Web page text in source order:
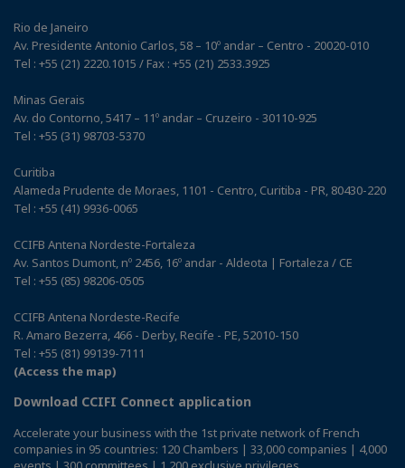
Rio de Janeiro
Av. Presidente Antonio Carlos, 58 – 10º andar – Centro - 20020-010
Tel : +55 (21) 2220.1015 / Fax : +55 (21) 2533.3925
Minas Gerais
Av. do Contorno, 5417 – 11º andar – Cruzeiro - 30110-925
Tel : +55 (31) 98703-5370
Curitiba
Alameda Prudente de Moraes, 1101 - Centro, Curitiba - PR, 80430-220
Tel : +55 (41) 9936-0065
CCIFB Antena Nordeste-Fortaleza
Av. Santos Dumont, nº 2456, 16º andar - Aldeota | Fortaleza / CE
Tel : +55 (85) 98206-0505
CCIFB Antena Nordeste-Recife
R. Amaro Bezerra, 466 - Derby, Recife - PE, 52010-150
Tel : +55 (81) 99139-7111
(Access the map)
Download CCIFI Connect application
Accelerate your business with the 1st private network of French
companies in 95 countries: 120 Chambers | 33,000 companies | 4,000